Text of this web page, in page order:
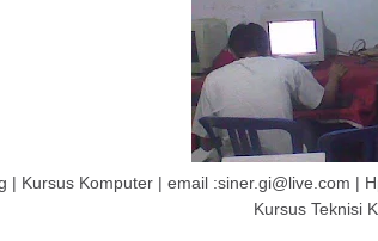
| Kursus Komputer | email :siner.gi@live.com |
Kursus Teknisi